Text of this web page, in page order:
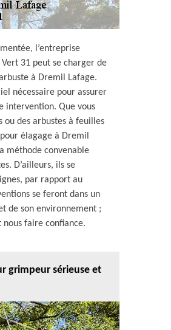
l’entreprise
Vert 31 peut se charger de
à Dremil Lafage.
nécessaire pour assurer
intervention. Que vous
ou des arbustes à feuilles
élagage à Dremil
méthode convenable
D’ailleurs, ils se
par rapport au
se feront dans un
de son environnement ;
nous faire confiance.
grimpeur sérieuse et